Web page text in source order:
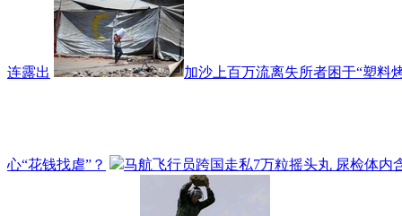
连露出 加沙上百万流离失所者困于“塑料
心“花钱找虐”？ 马航飞行员跨国走私7万粒摇头丸 尿检体内